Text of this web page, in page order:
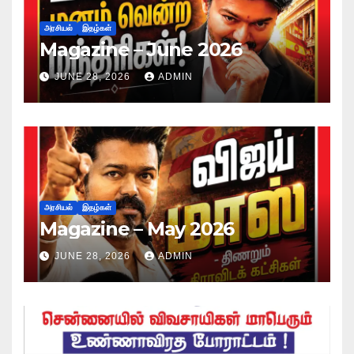
அரசியல் இதழ்கள்
Magazine – June 2026
JUNE 28, 2026 ADMIN
அரசியல் இதழ்கள்
Magazine – May 2026
JUNE 28, 2026 ADMIN